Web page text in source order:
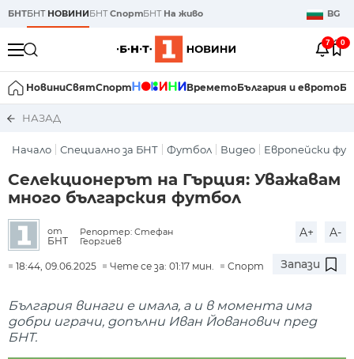
БНТБНТ НОВИНИБНТСпортБНТ На живо BG
7 0
НовиниСвятСпорт ВреметоБългария и еврото
НАЗАД
Начало Специално за БНТ Футбол Видео Европейски
Селекционерът на Гърция: Уважавам
много българския футбол
от
БНТ
Репортер: Стефан
Георгиев
A+ A-
18:44, 09.06.2025 Чете се за: 01:17 мин. Спорт Запази
България винаги е имала, а и в момента има
добри играчи, допълни Иван Йованович пред
БНТ.